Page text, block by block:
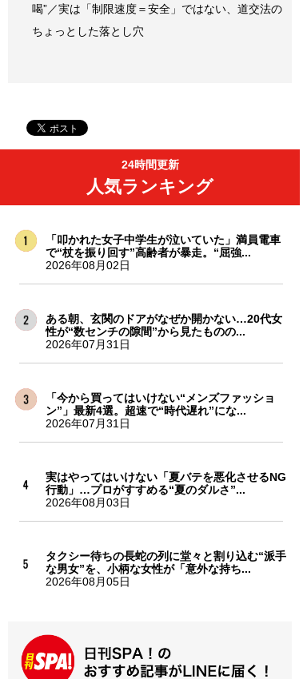
喝”／実は「制限速度＝安全」ではない、道交法の
ちょっとした落とし穴
24時間更新
人気ランキング
「叩かれた女子中学生が泣いていた」満員電車
で“杖を振り回す”高齢者が暴走。“屈強...
2026年08月02日
ある朝、玄関のドアがなぜか開かない…20代女
性が“数センチの隙間”から見たものの...
2026年07月31日
「今から買ってはいけない“メンズファッショ
ン”」最新4選。超速で“時代遅れ”にな...
2026年07月31日
実はやってはいけない「夏バテを悪化させるNG
行動」…プロがすすめる“夏のダルさ”...
2026年08月03日
タクシー待ちの長蛇の列に堂々と割り込む“派手
な男女”を、小柄な女性が「意外な持ち...
2026年08月05日